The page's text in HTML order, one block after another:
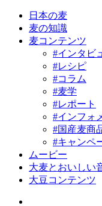
日本の麦
麦の知識
麦コンテンツ
#インタビ
#レシピ
#コラム
#麦学
#レポート
#インフォ
#国産麦商
#キャンペ
ムービー
大麦とおいしい
大豆コンテンツ